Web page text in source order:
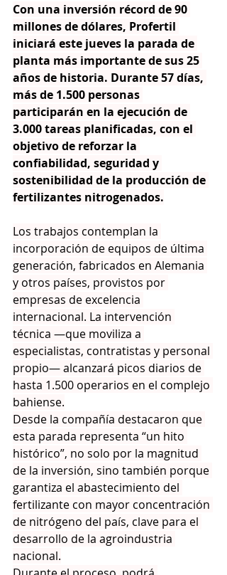
Con una inversión récord de 90
millones de dólares, Profertil
iniciará este jueves la parada de
planta más importante de sus 25
años de historia. Durante 57 días,
más de 1.500 personas
participarán en la ejecución de
3.000 tareas planificadas, con el
objetivo de reforzar la
confiabilidad, seguridad y
sostenibilidad de la producción de
fertilizantes nitrogenados.
Los trabajos contemplan la
incorporación de equipos de última
generación, fabricados en Alemania
y otros países, provistos por
empresas de excelencia
internacional. La intervención
técnica —que moviliza a
especialistas, contratistas y personal
propio— alcanzará picos diarios de
hasta 1.500 operarios en el complejo
bahiense.
Desde la compañía destacaron que
esta parada representa “un hito
histórico”, no solo por la magnitud
de la inversión, sino también porque
garantiza el abastecimiento del
fertilizante con mayor concentración
de nitrógeno del país, clave para el
desarrollo de la agroindustria
nacional.